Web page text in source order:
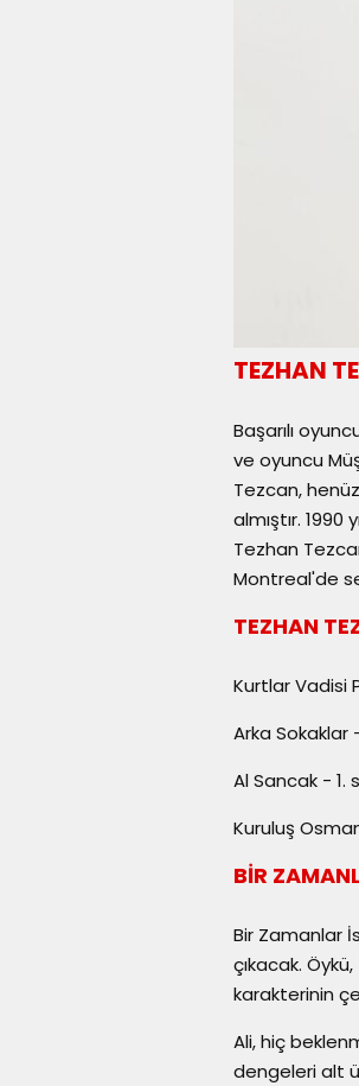
TEZHAN
Başarılı
ve oyuncu
Tezcan,
almıştır. 1990
Tezhan
Montreal'de
TEZHAN
Kurtlar Vadisi
Arka
Al Sancak - 1.
Kuruluş
BİR
Bir Zamanlar
çıkacak.
karakterinin
Ali, hiç
dengeleri alt